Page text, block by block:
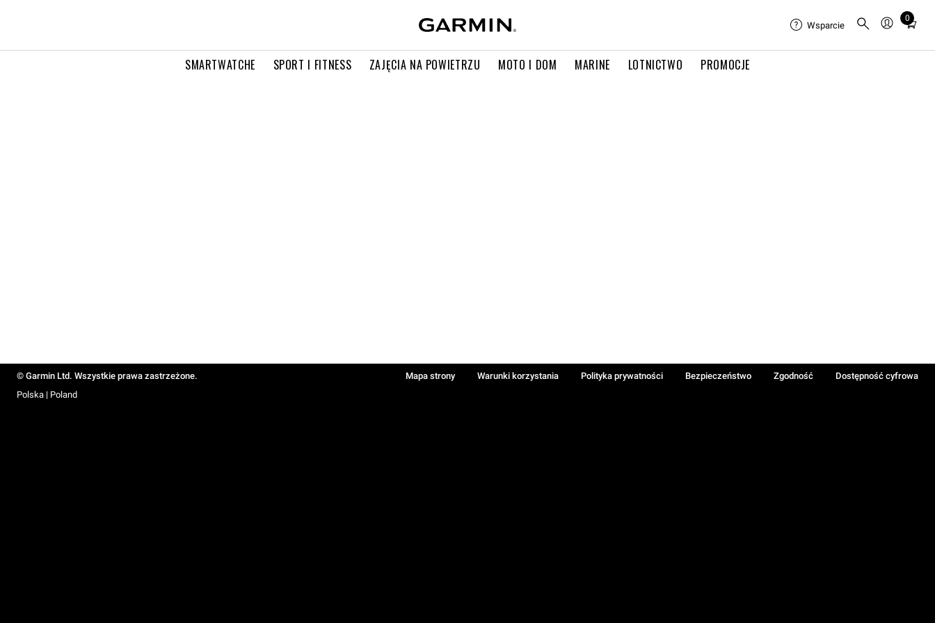
SMARTWATCHE SPORT I FITNESS ZAJĘCIA NA POWIETRZU MOTO I DOM MARINE LOTNICTWO PROMOCJE
Wsparcie
0
Total
in
© Garmin Ltd. Wszystkie prawa zastrzeżone. Mapa strony Warunki korzystania Polityka prywatności Bezpieczeństwo Zgodność
Dostępność cyfrowa
Polska | Poland